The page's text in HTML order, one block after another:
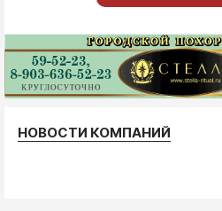
НОВОСТИ КОМПАНИЙ